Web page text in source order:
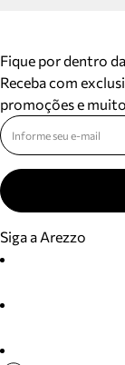
Fique por dentro
Receba com
promoções e
Siga a Arezzo